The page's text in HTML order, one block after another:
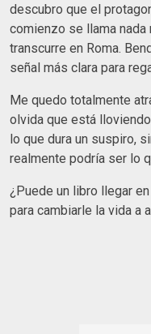
descubro que el
comienzo se llama
transcurre en Roma.
señal más clara para
Me quedo totalmente
olvida que está
lo que dura un suspiro,
realmente podría ser lo
¿Puede un libro llegar
para cambiarle la vida a